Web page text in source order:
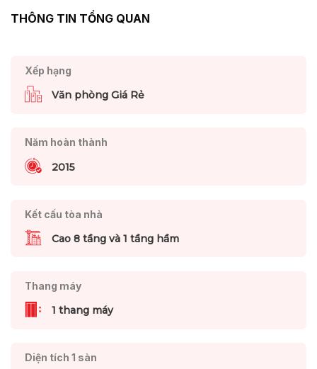
THÔNG TIN TỔNG QUAN
Xếp hạng
Văn phòng Giá Rẻ
Năm hoàn thành
2015
Kết cấu tòa nhà
Cao 8 tầng và 1 tầng hầm
Thang máy
1 thang máy
Diện tích 1 sàn